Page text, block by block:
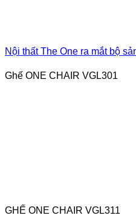
Nội thất The One ra mắt bộ
Ghế ONE CHAIR VGL301
GHẾ ONE CHAIR VGL311